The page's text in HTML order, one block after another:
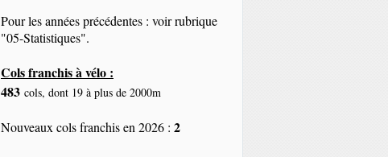
Pour les années précédentes : voir rubrique
"05-Statistiques".
Cols franchis à vélo :
483 cols, dont 19 à plus de 2000m
Nouveaux cols franchis en 2026 : 2